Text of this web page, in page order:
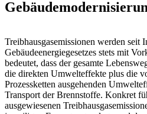
Treibhausgasemissionen werden seit
Gebäudeenergiegesetzes stets mit
bedeutet, dass der gesamte
die direkten Umwelteffekte plus die
Prozessketten ausgehenden
Transport der Brennstoffe. Konkret
ausgewiesenen